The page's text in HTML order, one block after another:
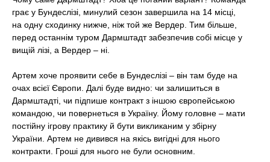
грає у Бундеслізі, минулий сезон завершила на 14 місці,
на одну сходинку нижче, ніж той же Вердер. Тим більше,
перед останнім туром Дармштадт забезпечив собі місце у
вищій лізі, а Вердер – ні.
Артем хоче проявити себе в Бундеслізі – він там буде на
очах всієї Європи. Далі буде видно: чи залишиться в
Дармштадті, чи підпише контракт з іншою європейською
командою, чи повернеться в Україну. Йому головне – мати
постійну ігрову практику й бути викликаним у збірну
України. Артем не дивився на якісь вигідні для нього
контракти. Гроші для нього не були основним.